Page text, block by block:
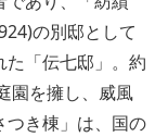
の別邸として
た「伝七邸」。約
園を擁し、威風
つき棟」は、国の